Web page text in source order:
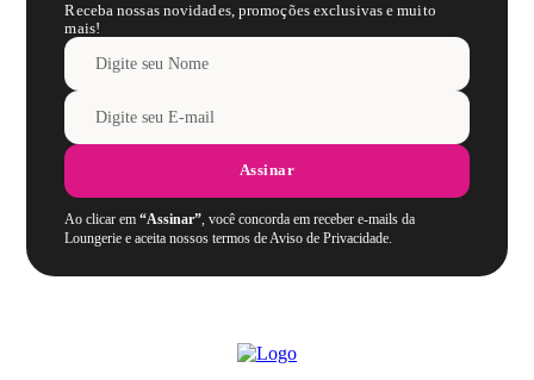
Receba nossas novidades, promoções exclusivas e muito
mais!
Assinar
Ao clicar em“Assinar”, você concorda em receber e-mails da
Loungerie e aceita nossos termos de Aviso de Privacidade.